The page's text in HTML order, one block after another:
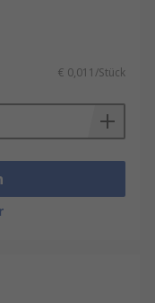
€ 0,011/Stück